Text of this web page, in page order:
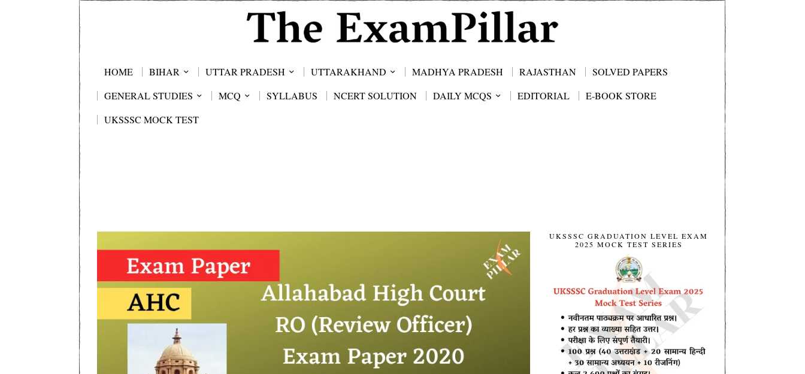
HOME BIHAR UTTAR PRADESH UTTARAKHAND MADHYA PRADESH RAJASTHAN
SOLVED PAPERS
GENERAL STUDIES
MCQ SYLLABUS NCERT SOLUTION DAILY MCQS EDITORIAL
E-BOOK STORE
UKSSSC MOCK TEST
UKSSSC GRADUATION LEVEL EXAM
2025 MOCK TEST SERIES